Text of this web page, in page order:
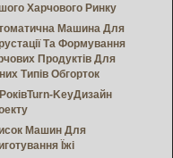
Харчового Ринку
Машина Для
Та Формування
Продуктів Для
Типів Обгорток
KeyДизайн
Машин Для
Їжі